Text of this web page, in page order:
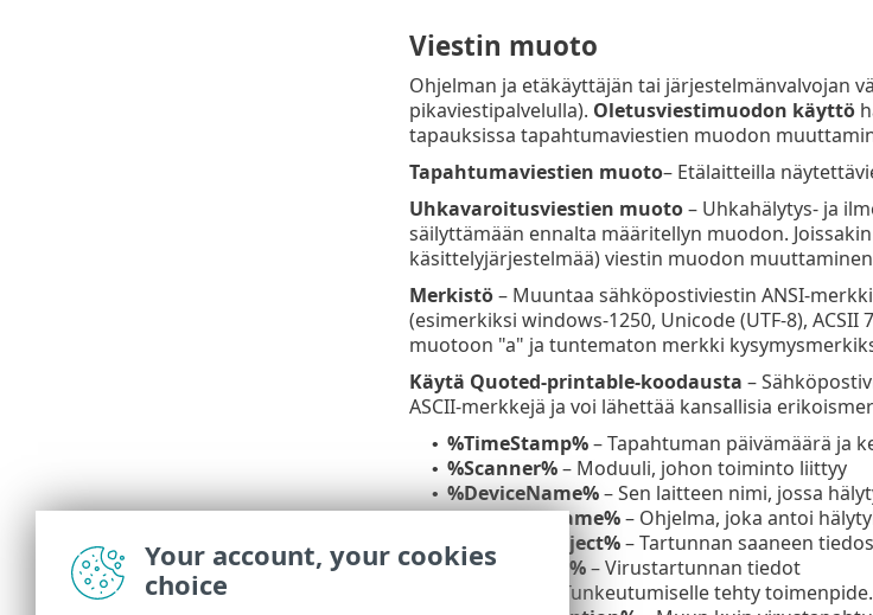
Viestin muoto
Ohjelman ja etäkäyttäjän tai järjestelmänvalvojan
pikaviestipalvelulla). Oletusviestimuodon käyttö
tapauksissa tapahtumaviestien muodon
Tapahtumaviestien muoto– Etälaitteilla
Uhkavaroitusviestien muoto– Uhkahälytys- ja
säilyttämään ennalta määritellyn muodon.
käsittelyjärjestelmää) viestin muodon
Merkistö– Muuntaa sähköpostiviestin ANSI-
(esimerkiksi windows-1250, Unicode (UTF-8),
muotoon "a" ja tuntematon merkki
Käytä Quoted-printable-koodausta –
ASCII-merkkejä ja voi lähettää kansallisia
• %TimeStamp%– Tapahtuman päivämäärä ja
• %Scanner%– Moduuli, johon toiminto liittyy
• %DeviceName%– Sen laitteen nimi, jossa
%ProgramName%– Ohjelma, joka antoi
%InfectedObject%– Tartunnan saaneen
• %VirusName%– Virustartunnan tiedot
– Tunkeutumiselle tehty toimenpide.
Your account, your cookies
choice